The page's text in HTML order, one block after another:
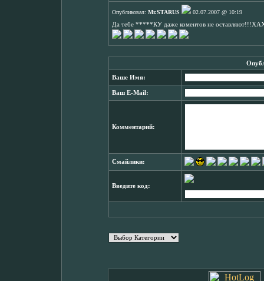
Опубликовал: Mr.STARUS
02.07.2007 @ 10:19
Да тебе *****КУ даже коментов не
Ваше Имя:
Ваш E-Mail:
Комментарий:
Смайлики:
Введите код: